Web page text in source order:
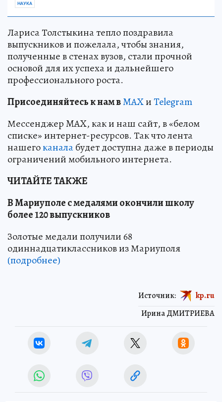
НАУКА
Лариса Толстыкина тепло поздравила
выпускников и пожелала, чтобы знания,
полученные в стенах вузов, стали прочной
основой для их успеха и дальнейшего
профессионального роста.
Присоединяйтесь к нам вMAXиTelegram
Мессенджер MAX, как и наш сайт, в «белом
списке» интернет-ресурсов. Так что лента
нашегоканалабудет доступна даже в периоды
ограничений мобильного интернета.
ЧИТАЙТЕ ТАКЖЕ
В Мариуполе с медалями окончили школу
более 120 выпускников
Золотые медали получили 68
одиннадцатиклассников из Мариуполя
(подробнее)
Ирина ДМИТРИЕВА
Источник: kp.ru